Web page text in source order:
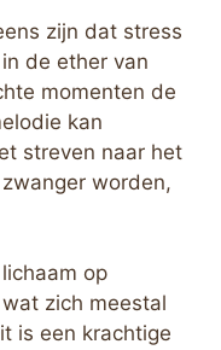
zijn dat stress
de ether van
momenten de
kan
streven naar het
worden,
op
zich meestal
is een krachtige